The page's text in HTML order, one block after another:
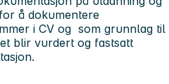
å dokumentere
i CV og som grunnlag til
blir vurdert og fastsatt